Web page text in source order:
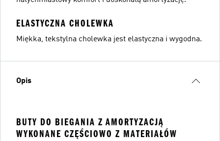
ELASTYCZNA CHOLEWKA
Miękka, tekstylna cholewka jest elastyczna i wygodna.
Opis
BUTY DO BIEGANIA Z AMORTYZACJĄ
WYKONANE CZĘŚCIOWO Z MATERIAŁÓW